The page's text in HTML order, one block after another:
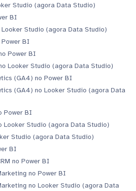
Studio (agora Data Studio)
BI
Studio (agora Data Studio)
BI
Power BI
Looker Studio (agora Data Studio)
(GA4) no Power BI
(GA4) no Looker Studio (agora Data
Power BI
Looker Studio (agora Data Studio)
Studio (agora Data Studio)
BI
no Power BI
no Power BI
no Looker Studio (agora Data